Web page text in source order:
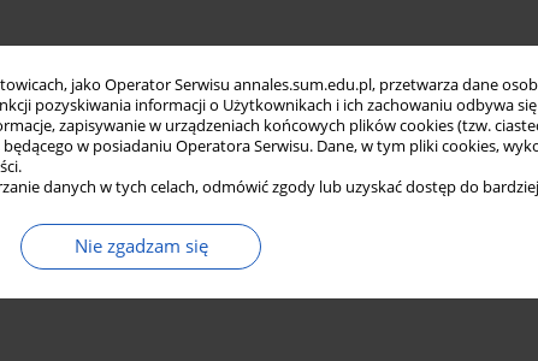
jako Operator Serwisu annales.sum.edu.pl, przetwarza dane
pozyskiwania informacji o Użytkownikach i ich zachowaniu odbywa
zapisywanie w urządzeniach końcowych plików cookies (tzw.
w posiadaniu Operatora Serwisu. Dane, w tym pliki cookies,
danych w tych celach, odmówić zgody lub uzyskać dostęp do
Nie zgadzam się